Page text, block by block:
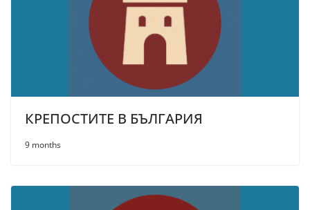
КРЕПОСТИТЕ В БЪЛГАРИЯ
9 months